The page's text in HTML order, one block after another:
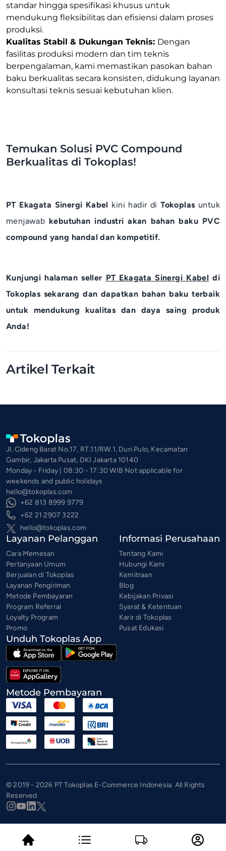
standar hingga spesifikasi khusus untuk
mendukung fleksibilitas dan efisiensi dalam proses
produksi.
Kualitas Stabil & Dukungan Teknis: Dengan
fasilitas produksi modern dan tim teknis
berpengalaman, kami memastikan pasokan bahan
baku berkualitas secara konsisten, didukung layanan
konsultasi teknis sesuai kebutuhan klien.
Temukan Solusi PVC Compound
Berkualitas di Tokoplas!
PT Ekagata Sinergi Kabel kini hadir diTokoplas untuk
menjawab kebutuhan industri akan bahan baku PVC
compound yang handal dan kompetitif.
Kunjungi halaman seller PT Ekagata Sinergi Kabel di
Tokoplas sekarang dan dapatkan bahan baku terbaik
untuk mendukung kualitas dan daya saing produk
Anda!
Artikel Terkait
Jl. Cideng Barat No.17, RT.11/RW.1, Duri Pulo, Kecamatan
Gambir, Jakarta Pusat, DKI Jakarta 10140
Monday - Friday | 08:30 - 17:30 WIB Not applicable for
weekends and public holidays
hello@tokoplas.com
+62 813 8999 9779
+62 21 2907 3222
hello@tokoplas.com
Layanan Pelanggan
Cara Memesan
Pertanyaan Umum
Berjualan di Tokoplas
Layanan Pengiriman
Metode Pembayaran
Program Referral
Loyalty Program
Promo
Informasi Perusahaan
Tentang Kami
Hubungi Kami
Kemitraan
Blog
Kebijakan Privasi
Syarat & Ketentuan
Karir di Tokoplas
Pusat Edukasi
Unduh Tokoplas App
Metode Pembayaran
© 2019 - 2026 PT Tokoplas E-Commerce Indonesia. All Rights
Reserved